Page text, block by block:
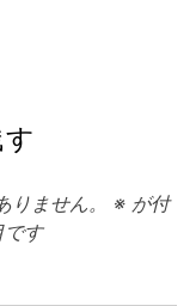
ません。 ※ が付
です